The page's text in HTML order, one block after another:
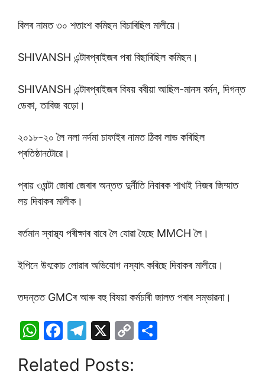
বিলৰ নামত ৩০ শতাংশ কমিছন বিচাৰিছিল মালীয়ে।
SHIVANSH এন্টাৰপ্ৰাইজৰ পৰা বিছাৰিছিল কমিছন।
SHIVANSH এন্টাৰপ্ৰাইজৰ বিষয় ববীয়া আছিল-মানস বৰ্মন, দিগন্ত
ডেকা, তাবিজ বড়ো।
২০১৮-২০ লৈ নলা নৰ্দমা চাফাইৰ নামত ঠিকা লাভ কৰিছিল
প্ৰতিষ্ঠানটোৱে।
প্ৰায় ৩ঘন্টা জোৰা জেৰাৰ অন্তত দুৰ্নীতি নিবাৰক শাখাই নিজৰ জিম্মাত
লয় দিবাকৰ মালীক।
বৰ্তমান স্বাস্থ্য পৰীক্ষাৰ বাবে লৈ যোৱা হৈছে MMCH লৈ।
ইপিনে উৎকোচ লোৱাৰ অভিযোগ নস্যাৎ কৰিছে দিবাকৰ মালীয়ে।
তদন্তত GMCৰ আৰু বহু বিষয়া কৰ্মচাৰী জালত পৰাৰ সম্ভাৱনা।
W
at
F
c
T
e
X
C
Related Posts: